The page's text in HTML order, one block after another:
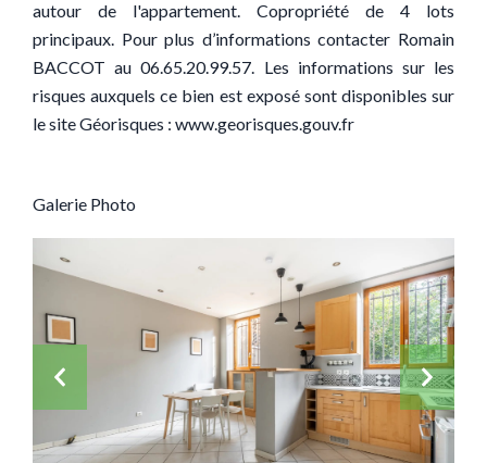
autour de l'appartement. Copropriété de 4 lots
principaux. Pour plus d’informations contacter Romain
BACCOT au 06.65.20.99.57. Les informations sur les
risques auxquels ce bien est exposé sont disponibles sur
le site Géorisques : www.georisques.gouv.fr
Galerie Photo